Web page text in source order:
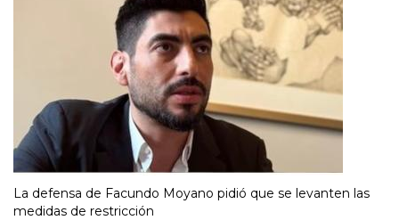
La defensa de Facundo Moyano pidió que se levanten las
medidas de restricción